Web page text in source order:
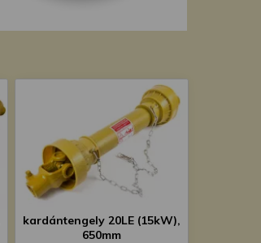
kardántengely 20LE (15kW),
650mm